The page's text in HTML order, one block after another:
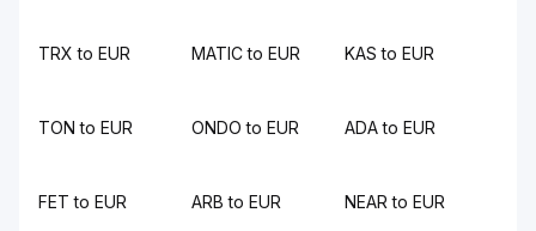
TRX to EUR MATIC to EUR KAS to EUR
TON to EUR ONDO to EUR ADA to EUR
FET to EUR ARB to EUR NEAR to EUR